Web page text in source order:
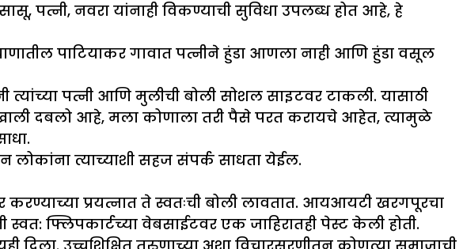
पत्नी, नवरा यांनाही विकण्याची सुविधा उपलब्ध होत आहे, हे
पाटियाकर गावात पत्नीने हुंडा आणला नाही आणि हुंडा वसूल
त्यांच्या पत्नी आणि मुलीची बोली सोशल साइटवर टाकली. यासाठी
दबलो आहे, मला कोणाला तरी पैसे परत करायचे आहेत, त्यामुळे
त्याच्याशी सहज संपर्क साधता येईल.
प्रयत्नात ते स्वतःची बोली लावतात. आयआयटी खरगपूरचा
स्वत: फ्लिपकार्टच्या वेबसाईटवर एक जाहिरातही पेस्ट केली होती.